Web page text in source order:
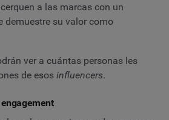
a las marcas con un
demuestre su valor como
ver a cuántas personas les
de esos influencers.